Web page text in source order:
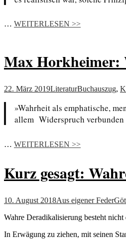
… WEITERLESEN >>
Max Horkheimer:
22. März 2019LiteraturBuchauszug,
»Wahrheit als emphatische,
allem Widerspruch verbunden
… WEITERLESEN >>
Kurz gesagt:
10. August 2018Aus eigener Feder
Wahre Deradikalisierung besteht
In Erwägung zu ziehen, mit seinen